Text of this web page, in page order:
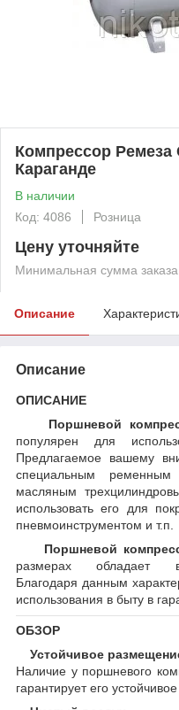
Компрессор
Караганде
В наличии
Код: 4086
Розница
Цену уточняйте
Минимальная сумма
Описание
Описание
ОПИСАНИЕ
Поршневой
популярен для
Предлагаемое вашему
специальным ременным
масляным
использовать его для
пневмоинструментом и т.п.
Поршневой
размерах обладает
Благодаря данным
использования в быту в
ОБЗОР
Устойчивое
Наличие у поршневого
гарантирует его